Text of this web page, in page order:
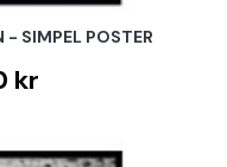
- SIMPEL POSTER
kr